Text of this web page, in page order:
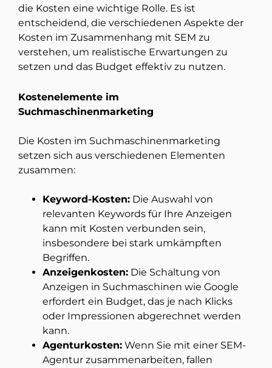
die Kosten eine wichtige Rolle. Es ist
entscheidend, die verschiedenen Aspekte der
Kosten im Zusammenhang mit SEM zu
verstehen, um realistische Erwartungen zu
setzen und das Budget effektiv zu nutzen.
Kostenelemente im
Suchmaschinenmarketing
Die Kosten im Suchmaschinenmarketing
setzen sich aus verschiedenen Elementen
zusammen:
Keyword-Kosten: Die Auswahl von
relevanten Keywords für Ihre Anzeigen
kann mit Kosten verbunden sein,
insbesondere bei stark umkämpften
Begriffen.
Anzeigenkosten: Die Schaltung von
Anzeigen in Suchmaschinen wie Google
erfordert ein Budget, das je nach Klicks
oder Impressionen abgerechnet werden
kann.
Agenturkosten: Wenn Sie mit einer SEM-
Agentur zusammenarbeiten, fallen